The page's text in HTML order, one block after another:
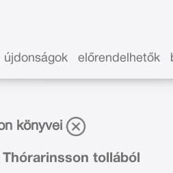
újdonságok előrendelhetők
könyvei
tollából